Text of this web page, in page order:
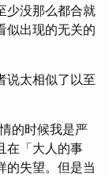
少没那么都合就
似出现的无关的
说太相似了以至
的时候我是严
在「大人的事
的失望。但是当